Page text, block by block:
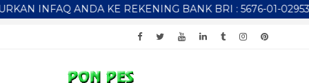
ANDA KE REKENING BANK BRI : 5676-01-029537-53-